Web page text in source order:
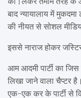
बाद न्यायालाय में
की नीयत से सोशल
इससे नाराज होकर
आम आदमी पार्टी का
लिखा जाने वाला चैप्टर
एक-एक कर के पार्टी से